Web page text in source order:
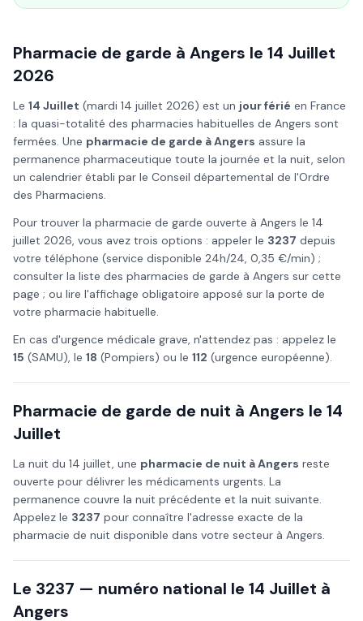
Pharmacie de garde à Angers le 14 Juillet
2026
Le 14 Juillet (mardi 14 juillet 2026) est un jour férié en France
: la quasi-totalité des pharmacies habituelles de Angers sont
fermées. Une pharmacie de garde àAngers assure la
permanence pharmaceutique toute la journée et la nuit, selon
un calendrier établi par le Conseil départemental de l'Ordre
des Pharmaciens.
Pour trouver la pharmacie de garde ouverte à Angers le 14
juillet 2026, vous avez trois options : appeler le 3237 depuis
votre téléphone (service disponible 24h/24, 0,35 €/min) ;
consulter la liste des pharmacies de garde à Angers sur cette
page ; ou lire l'affichage obligatoire apposé sur la porte de
votre pharmacie habituelle.
En cas d'urgence médicale grave, n'attendez pas : appelez le
15 (SAMU), le 18 (Pompiers) ou le 112 (urgence européenne).
Pharmacie de garde de nuit à Angers le 14
Juillet
La nuit du 14 juillet, une pharmacie de nuit àAngers reste
ouverte pour délivrer les médicaments urgents. La
permanence couvre la nuit précédente et la nuit suivante.
Appelez le 3237 pour connaître l'adresse exacte de la
pharmacie de nuit disponible dans votre secteur à Angers.
Le 3237 — numéro national le 14 Juillet à
Angers